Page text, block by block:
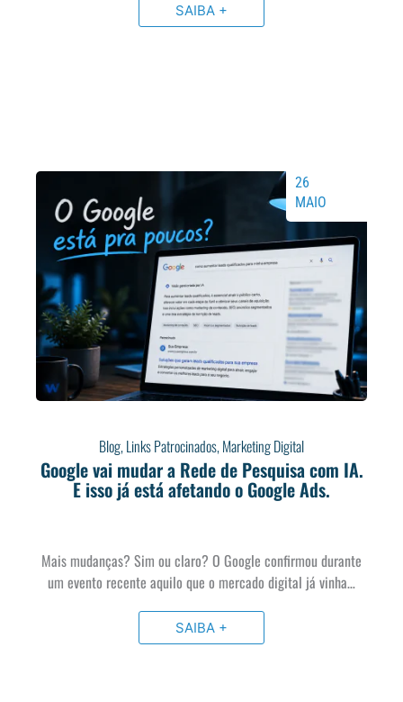
SAIBA +
Blog,Links Patrocinados,Marketing Digital
Google vai mudar a Rede de Pesquisa com IA.
E isso já está afetando o Google Ads.
26
MAIO
Mais mudanças? Sim ou claro? O Google confirmou durante
um evento recente aquilo que o mercado digital já vinha…
SAIBA +